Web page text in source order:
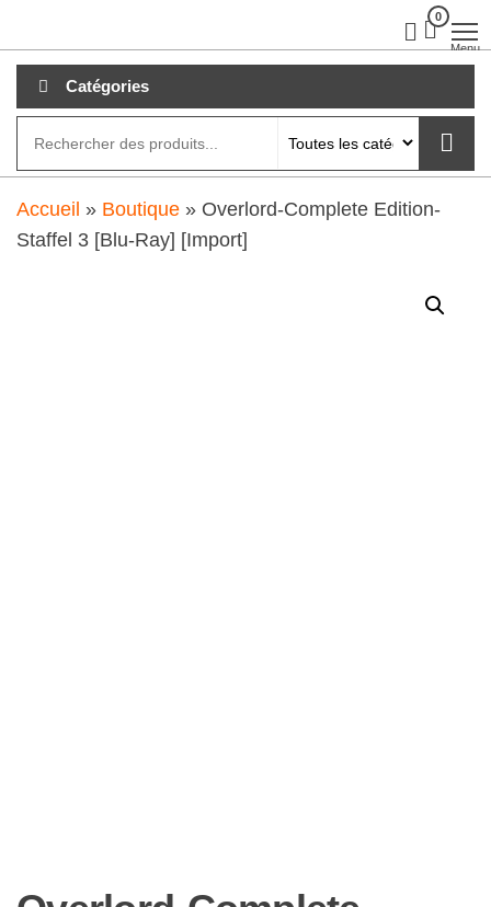
au
contenu
0
Menu
Catégories
Accueil » Boutique » Overlord-Complete Edition-
Staffel 3 [Blu-Ray] [Import]